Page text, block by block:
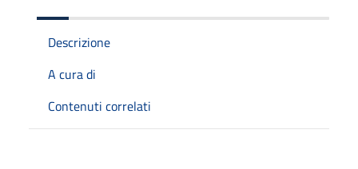
Descrizione
A cura di
Contenuti correlati